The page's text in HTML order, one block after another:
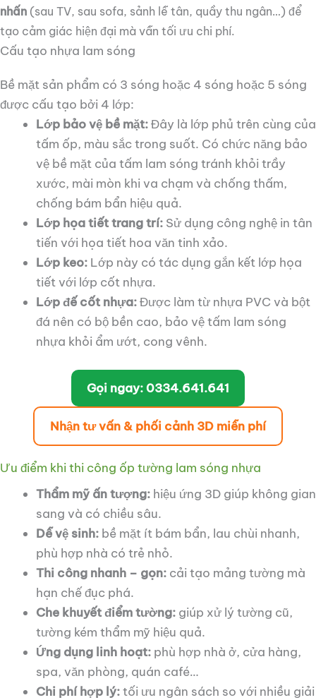
nhấn (sau TV, sau sofa, sảnh lễ tân, quầy thu ngân…) để
tạo cảm giác hiện đại mà vẫn tối ưu chi phí.
Cấu tạo nhựa lam sóng
Bề mặt sản phẩm có 3 sóng hoặc 4 sóng hoặc 5 sóng
được cấu tạo bởi 4 lớp:
Lớp bảo vệ bề mặt:Đây là lớp phủ trên cùng của
tấm ốp, màu sắc trong suốt. Có chức năng bảo
vệ bề mặt của tấm lam sóng tránh khỏi trầy
xước, mài mòn khi va chạm và chống thấm,
chống bám bẩn hiệu quả.
Lớp họa tiết trang trí: Sử dụng công nghệ in tân
tiến với họa tiết hoa văn tinh xảo.
Lớp keo: Lớp này có tác dụng gắn kết lớp họa
tiết với lớp cốt nhựa.
Lớp đế cốt nhựa:Được làm từ nhựa PVC và bột
đá nên có bộ bền cao, bảo vệ tấm lam sóng
nhựa khỏi ẩm ướt, cong vênh.
Gọi ngay: 0334.641.641
Nhận tư vấn & phối cảnh 3D miễn phí
Ưu điểm khi thi công ốp tường lam sóng nhựa
Thẩm mỹ ấn tượng: hiệu ứng 3D giúp không gian
sang và có chiều sâu.
Dễ vệ sinh: bề mặt ít bám bẩn, lau chùi nhanh,
phù hợp nhà có trẻ nhỏ.
Thi công nhanh – gọn: cải tạo mảng tường mà
hạn chế đục phá.
Che khuyết điểm tường: giúp xử lý tường cũ,
tường kém thẩm mỹ hiệu quả.
Ứng dụng linh hoạt: phù hợp nhà ở, cửa hàng,
spa, văn phòng, quán café…
Chi phí hợp lý:tối ưu ngân sách so với nhiều giải